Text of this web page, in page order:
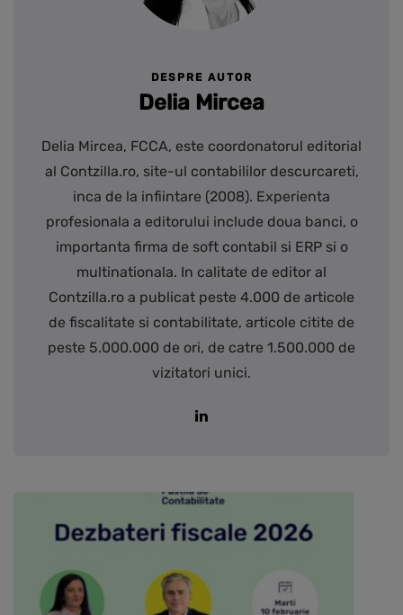
DESPRE AUTOR
Delia Mircea
Delia Mircea, FCCA, este coordonatorul editorial
al Contzilla.ro, site-ul contabililor descurcareti,
inca de la infiintare (2008). Experienta
profesionala a editorului include doua banci, o
importanta firma de soft contabil si ERP si o
multinationala. In calitate de editor al
Contzilla.ro a publicat peste 4.000 de articole
de fiscalitate si contabilitate, articole citite de
peste 5.000.000 de ori, de catre 1.500.000 de
vizitatori unici.